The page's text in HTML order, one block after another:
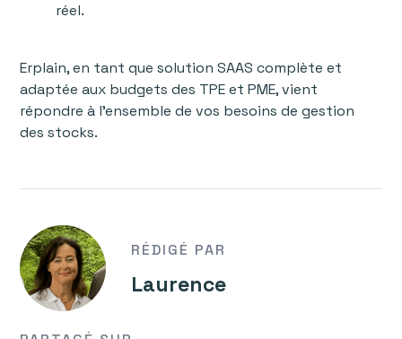
réel.
Erplain, en tant que solution SAAS complète et
adaptée aux budgets des TPE et PME, vient
répondre à l’ensemble de vos besoins de gestion
des stocks.
RÉDIGÉ PAR
Laurence